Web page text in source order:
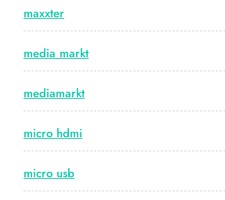
maxxter
media markt
mediamarkt
micro hdmi
micro usb